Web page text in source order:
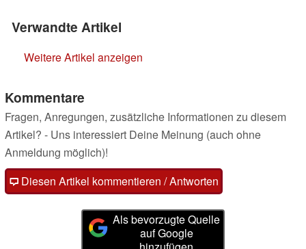
Verwandte Artikel
Weitere Artikel anzeigen
Kommentare
Fragen, Anregungen, zusätzliche Informationen zu diesem
Artikel? - Uns interessiert Deine Meinung (auch ohne
Anmeldung möglich)!
Diesen Artikel kommentieren / Antworten
Als bevorzugte Quelle
auf Google